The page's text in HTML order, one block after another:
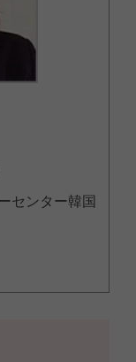
センター韓国